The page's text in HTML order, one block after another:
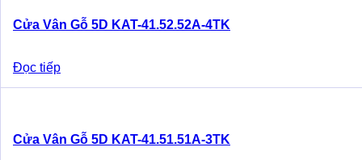
Cửa Vân Gỗ 5D KAT-41.52.52A-4TK
Đọc tiếp
Cửa Vân Gỗ 5D KAT-41.51.51A-3TK